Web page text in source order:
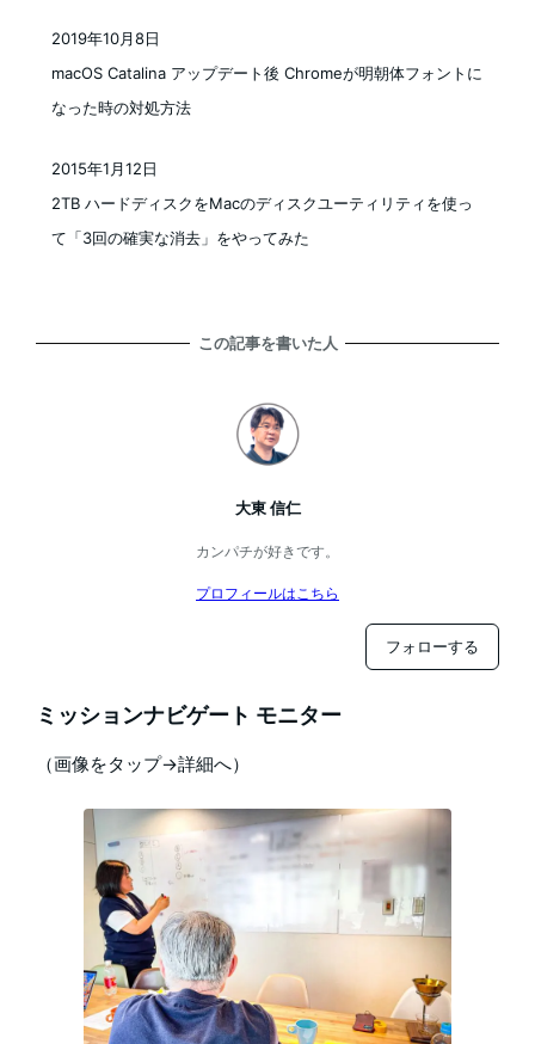
macOS Catalina アップデート後 Chromeが明朝体フォントに
なった時の対処方法
投稿日
2019年10月8日
2TB ハードディスクをMacのディスクユーティリティを使っ
て「3回の確実な消去」をやってみた
2015年1月12日
この記事を書いた人
大東 信仁
カンパチが好きです。
プロフィールはこちら
フォローする
ミッションナビゲート モニター
（画像をタップ→詳細へ）